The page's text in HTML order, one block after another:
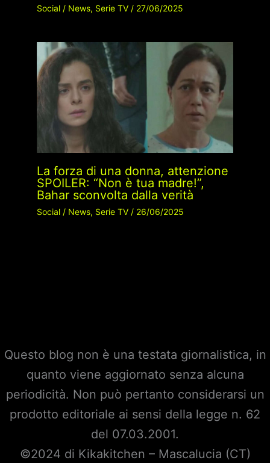
Social/ News, Serie TV/ 27/06/2025
La forza di una donna, attenzione
SPOILER: “Non è tua madre!”,
Bahar sconvolta dalla verità
Social/ News, Serie TV/ 26/06/2025
Questo blog non è una testata giornalistica, in
quanto viene aggiornato senza alcuna
periodicità. Non può pertanto considerarsi un
prodotto editoriale ai sensi della legge n. 62
del 07.03.2001.
©2024 di Kikakitchen – Mascalucia (CT)